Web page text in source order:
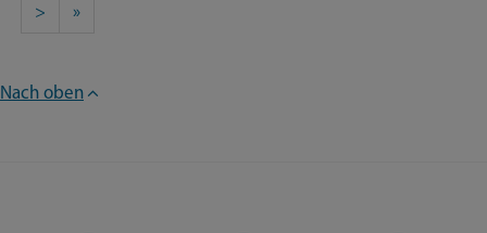
> »
Nach oben